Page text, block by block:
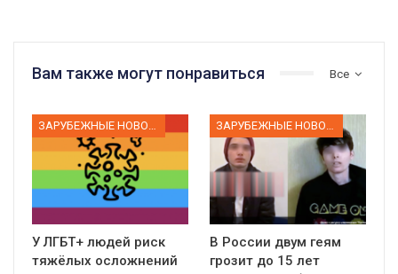
Все
Вам также могут понравиться
ЗАРУБЕЖНЫЕ НОВОСТИ
У ЛГБТ+ людей риск
тяжёлых осложнений
ЗАРУБЕЖНЫЕ НОВОСТИ
В России двум геям
грозит до 15 лет